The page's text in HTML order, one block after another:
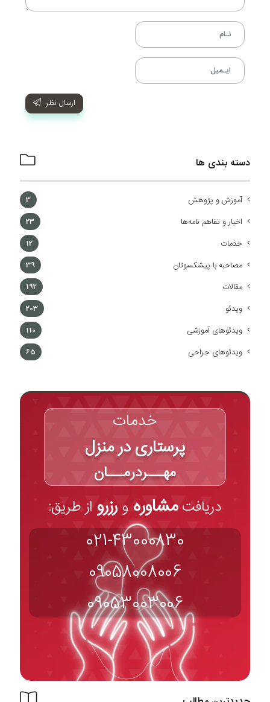
ارسال نظر
دسته بندی ها
آموزش و پژوهش 3
اخبار و تفاهم نامه‌ها 23
خدمات 12
مصاحبه با پیشکسوتان 39
مقالات 192
ویدئو 203
ویدئوهای آموزشی 110
ویدئوهای جراحی 65
خدمات
پرستاری در منزل
مهـــردرمـــان
دریافتمشاوره و رزرو از طریق:
021-43000830
09058008006
09053003006